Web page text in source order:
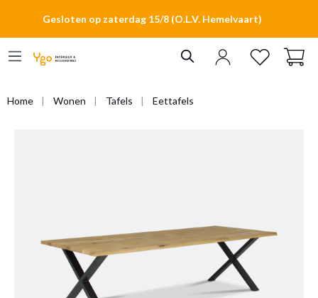
Gesloten op zaterdag 15/8 (O.L.V. Hemelvaart)
Home Wonen Tafels Eettafels